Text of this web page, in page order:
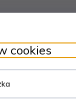
cookies